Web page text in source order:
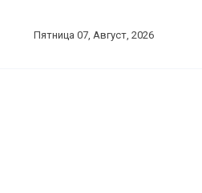
Пятница 07, Август, 2026